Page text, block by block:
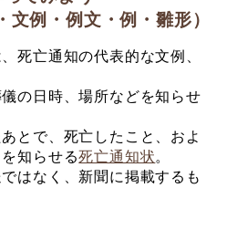
文例・例文・例・雛形）
死亡通知の代表的な文例、
の日時、場所などを知らせ
とで、死亡したこと、およ
知らせる死亡通知状。
ではなく、新聞に掲載するも